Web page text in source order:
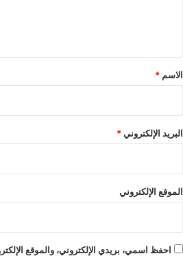
*
الاسم *
البريد الإلكتروني*
الموقع الإلكتروني
احفظ اسمي، بريدي الإلكتروني، والموقع